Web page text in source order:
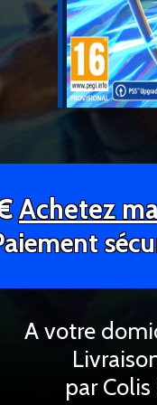
Achetez
A votre
par